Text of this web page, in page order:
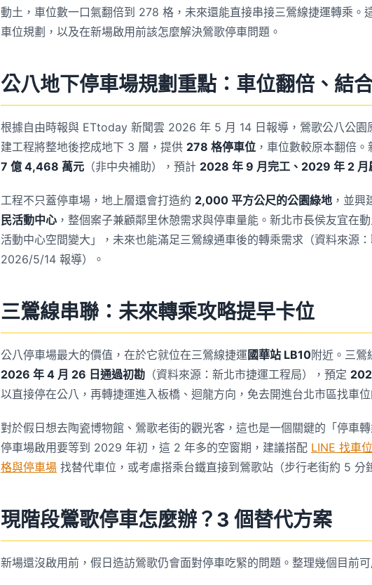
動土，車位數一口氣翻倍到 278 格，未來還能直接串接三鶯線捷運轉乘。
車位規劃，以及在新場啟用前該怎麼解決鶯歌停車問題。
公八地下停車場規劃重點：車位翻倍、結
根據自由時報與 ETtoday 新聞雲 2026 年 5 月 14 日報導，鶯歌公八公園
建工程將整地後挖成地下 3 層，提供 278 格停車位 ，車位數較原本翻倍
7 億 4,468 萬元 （非中央補助），預計 2028 年 9 月完工、2029 年 2 月
工程不只蓋停車場，地上層還會打造約 2,000 平方公尺的公園綠地 ，並興
民活動中心 ，整個案子兼顧鄰里休憩需求與停車量能。新北市長侯友宜在
活動中心空間變大」，未來也能滿足三鶯線通車後的轉乘需求（資料來源
2026/5/14 報導）。
三鶯線串聯：未來轉乘攻略提早卡位
公八停車場最大的價值，在於它就位在三鶯線捷運國華站 LB10附近。三鶯
2026 年 4 月 26 日通過初勘 （資料來源：新北市捷運工程局），預定
以直接停在公八，再轉捷運進入板橋、迴龍方向，免去開進台北市區找車位
對於假日想去陶瓷博物館、鶯歌老街的觀光客，這也是一個關鍵的「停車
停車場啟用要等到 2029 年初，這 2 年多的空窗期，建議搭配 LINE 找車
格與停車場 找替代車位，或考慮搭乘台鐵直接到鶯歌站（步行老街約 5 分
現階段鶯歌停車怎麼辦？3 個替代方案
新場還沒啟用前，假日造訪鶯歌仍會面對停車吃緊的問題。整理幾個目前可